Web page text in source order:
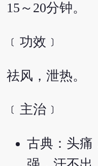
15～20分钟。
﹝功效﹞
祛风，泄热。
﹝主治﹞
古典：头痛